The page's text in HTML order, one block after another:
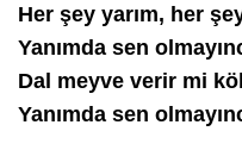
Her şey yarım, her
Yanımda sen
Dal meyve verir mi
Yanımda sen